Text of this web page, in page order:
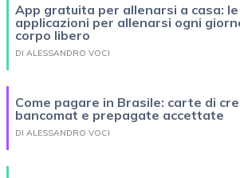
App gratuita per allenarsi a casa:
applicazioni per allenarsi ogni
corpo libero
DI ALESSANDRO VOCI
Come pagare in Brasile: carte di
bancomat e prepagate accettate
DI ALESSANDRO VOCI